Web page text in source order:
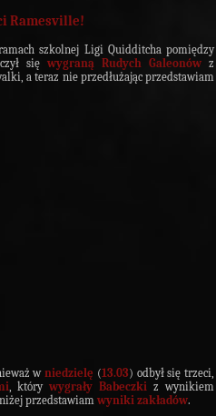
Ramesville!
szkolnej Ligi Quidditcha pomiędzy
się wygraną Rudych Galeonów z
a teraz nie przedłużając przedstawiam
wniedzielę (13.03) odbył się trzeci,
, którywygrały Babeczki z wynikiem
przedstawiam wyniki zakładów.